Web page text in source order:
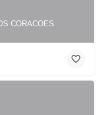
CORACOES